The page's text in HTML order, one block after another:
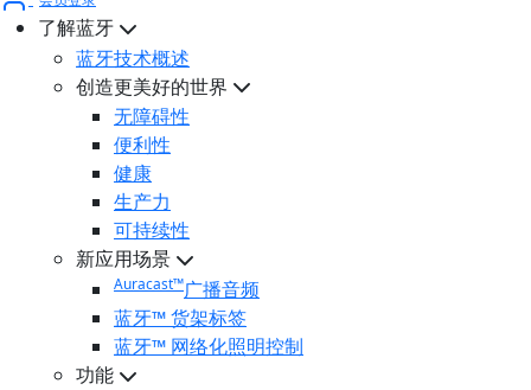
了解蓝牙
蓝牙技术概述
创造更美好的世界
无障碍性
便利性
健康
生产力
可持续性
新应用场景
Auracast™广播音频
蓝牙™ 货架标签
蓝牙™ 网络化照明控制
功能